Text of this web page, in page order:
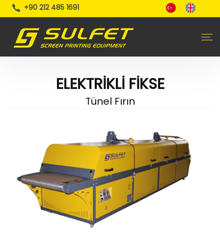
+90 212 485 1691
ELEKTRİKLİ FİKSE
Tünel Fırın